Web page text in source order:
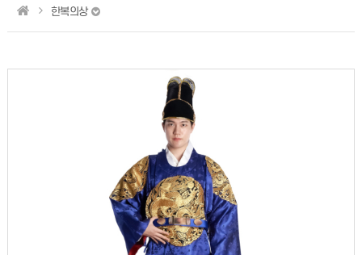
한복의상